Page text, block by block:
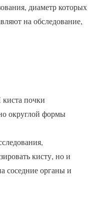
диаметр которых
на обследование,
почки
округлой формы
кисту, но и
соседние органы и